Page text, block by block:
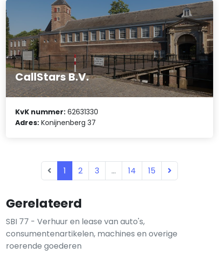
Gerelateerd
SBI 77 - Verhuur en lease van auto's,
consumentenartikelen, machines en overige
roerende goederen
CallStars B.V.
KvK nummer: 62631330
Adres: Konijnenberg 37
1 2 3 ... 14 15